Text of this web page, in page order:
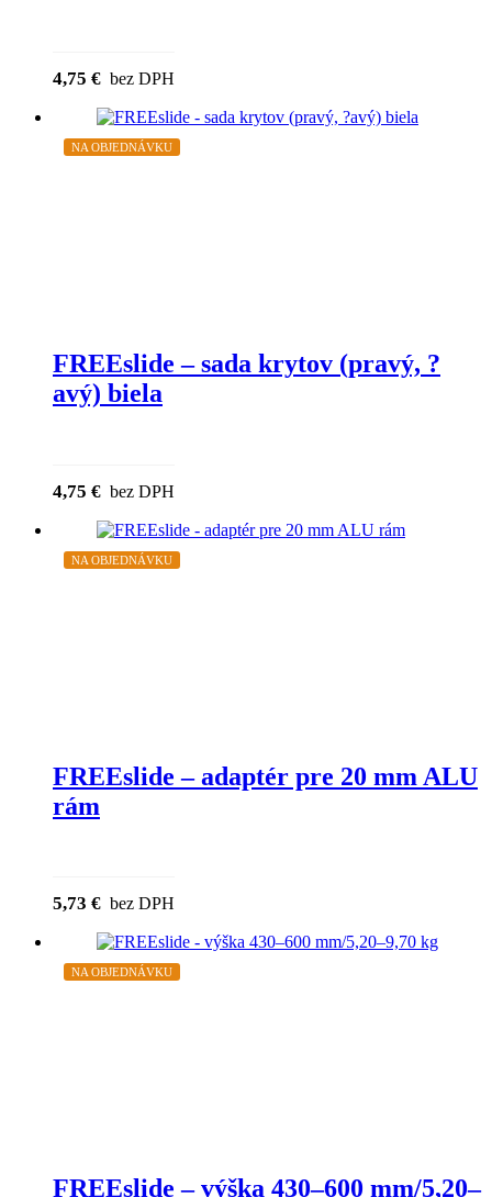
4,75 € bez DPH
NA OBJEDNÁVKU
FREEslide – sada krytov (pravý, ?
avý) biela
4,75 € bez DPH
NA OBJEDNÁVKU
FREEslide – adaptér pre 20 mm ALU
rám
5,73 € bez DPH
NA OBJEDNÁVKU
FREEslide – výška 430–600 mm/5,20–